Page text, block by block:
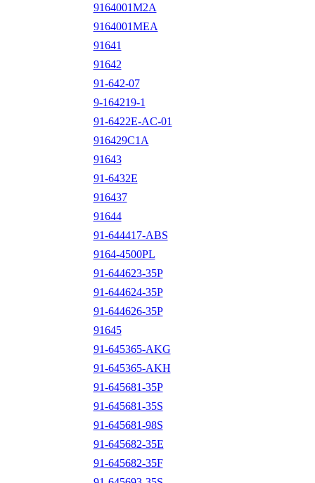
9164001M2A
9164001MEA
91641
91642
91-642-07
9-164219-1
91-6422E-AC-01
916429C1A
91643
91-6432E
916437
91644
91-644417-ABS
9164-4500PL
91-644623-35P
91-644624-35P
91-644626-35P
91645
91-645365-AKG
91-645365-AKH
91-645681-35P
91-645681-35S
91-645681-98S
91-645682-35E
91-645682-35F